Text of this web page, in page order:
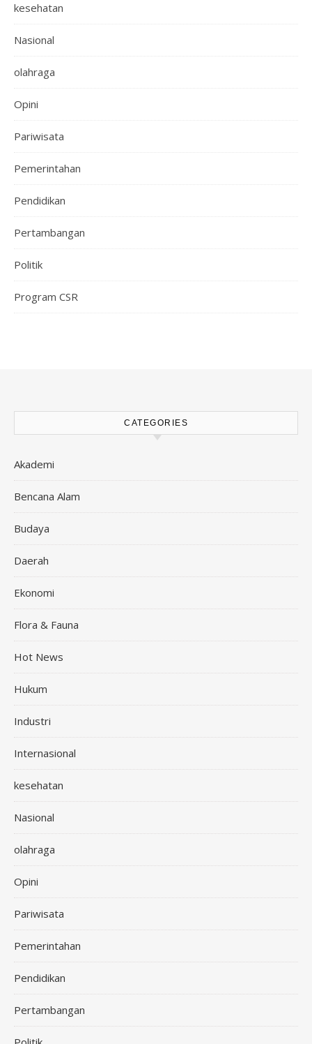
kesehatan
Nasional
olahraga
Opini
Pariwisata
Pemerintahan
Pendidikan
Pertambangan
Politik
Program CSR
CATEGORIES
Akademi
Bencana Alam
Budaya
Daerah
Ekonomi
Flora & Fauna
Hot News
Hukum
Industri
Internasional
kesehatan
Nasional
olahraga
Opini
Pariwisata
Pemerintahan
Pendidikan
Pertambangan